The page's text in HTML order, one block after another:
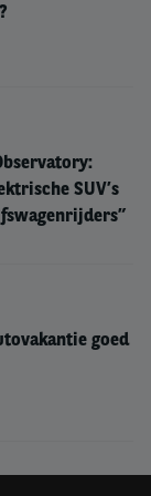
van
SUV’s
goed